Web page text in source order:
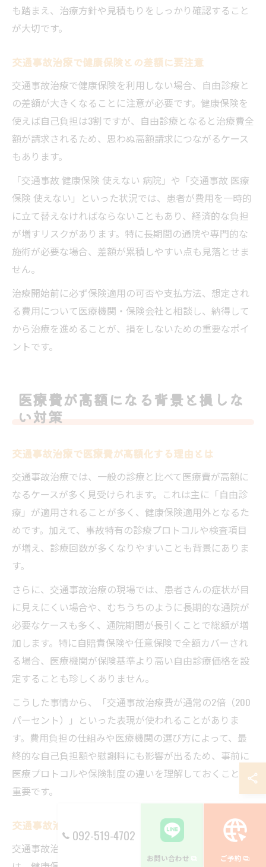
も踏まえ、治療方針や見積もりをしっかり確認すること
が大切です。
交通事故治療で健康保険との差額に要注意
交通事故治療で健康保険を利用しない場合、自由診療と
の差額が大きくなることに注意が必要です。健康保険を
使えば自己負担は3割ですが、自由診療となると治療費全
額が請求されるため、思わぬ高額請求につながるケース
もあります。
「交通事故 健康保険 使えない 病院」や「交通事故 医療
保険 使えない」といった状況では、患者が費用を一時的
に立て替えなければならないこともあり、経済的な負担
が増すリスクがあります。特に長期間の通院や専門的な
施術が必要な場合、差額が累積しやすい点も見落とせま
せん。
治療開始前に必ず保険適用の可否や支払方法、想定され
る費用について医療機関・保険会社と相談し、納得して
から治療を進めることが、損をしないための重要なポイ
ントです。
医療費が高額になる背景と損しな
い対策
交通事故治療で医療費が高額化する理由とは
交通事故治療では、一般の診療と比べて医療費が高額に
なるケースが多く見受けられます。これは主に「自由診
療」が適用されることが多く、健康保険適用外となるた
めです。加えて、事故特有の診療プロトコルや検査項目
が増え、診療回数が多くなりやすいことも背景にありま
す。
さらに、交通事故治療の現場では、患者さんの症状が目
に見えにくい場合や、むちうちのように長期的な通院が
必要なケースも多く、通院期間が長引くことで総額が増
加します。特に自賠責保険や任意保険で全額カバーされ
る場合、医療機関が保険基準より高い自由診療価格を設
定することも珍しくありません。
こうした事情から、「交通事故治療費が通常の2倍（200
パーセント）」といった表現が使われることがありま
す。費用負担の仕組みや医療機関の選び方によって、最
終的な自己負担額や慰謝料にも影響が出るため、事前に
医療プロトコルや保険制度の違いを理解しておくことが
重要です。
交通事故治療費200パーセントの仕組みを解説
交通事故治療費が「200パーセント」と呼ばれる理由
092-519-4702
お問い合わせ ご予約